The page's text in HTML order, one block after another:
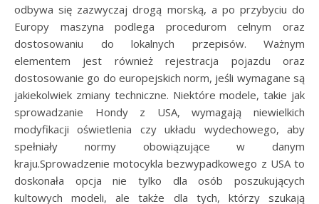
odbywa się zazwyczaj drogą morską, a po przybyciu do
Europy maszyna podlega procedurom celnym oraz
dostosowaniu do lokalnych przepisów. Ważnym
elementem jest również rejestracja pojazdu oraz
dostosowanie go do europejskich norm, jeśli wymagane są
jakiekolwiek zmiany techniczne. Niektóre modele, takie jak
sprowadzanie Hondy z USA, wymagają niewielkich
modyfikacji oświetlenia czy układu wydechowego, aby
spełniały normy obowiązujące w danym
kraju.Sprowadzenie motocykla bezwypadkowego z USA to
doskonała opcja nie tylko dla osób poszukujących
kultowych modeli, ale także dla tych, którzy szukają